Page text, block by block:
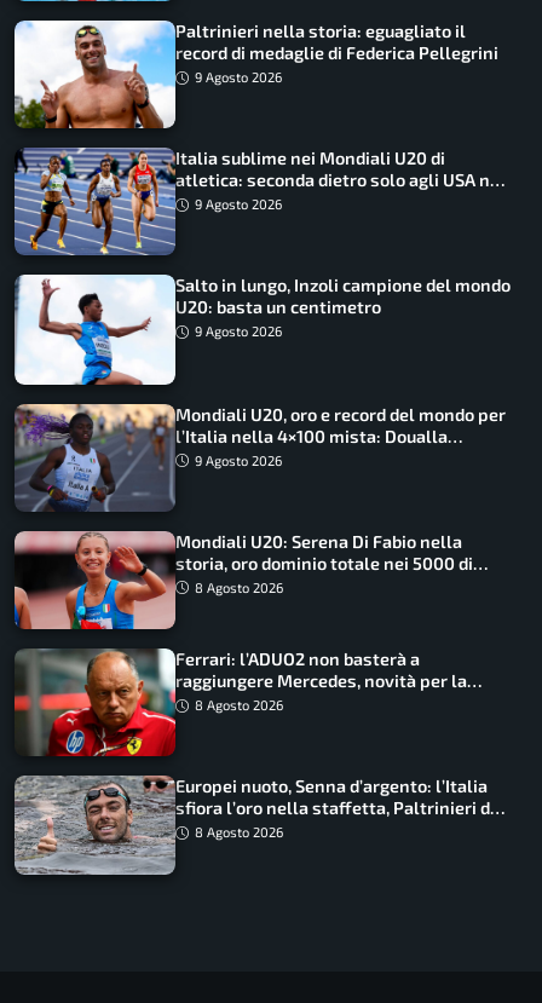
Paltrinieri nella storia: eguagliato il
record di medaglie di Federica Pellegrini
9 Agosto 2026
Italia sublime nei Mondiali U20 di
atletica: seconda dietro solo agli USA nel
medagliere
9 Agosto 2026
Salto in lungo, Inzoli campione del mondo
U20: basta un centimetro
9 Agosto 2026
Mondiali U20, oro e record del mondo per
l’Italia nella 4×100 mista: Doualla
straordinaria
9 Agosto 2026
Mondiali U20: Serena Di Fabio nella
storia, oro dominio totale nei 5000 di
marcia
8 Agosto 2026
Ferrari: l’ADUO2 non basterà a
raggiungere Mercedes, novità per la
Macarena
8 Agosto 2026
Europei nuoto, Senna d’argento: l’Italia
sfiora l’oro nella staffetta, Paltrinieri da
urlo, il bilancio azzurro
8 Agosto 2026